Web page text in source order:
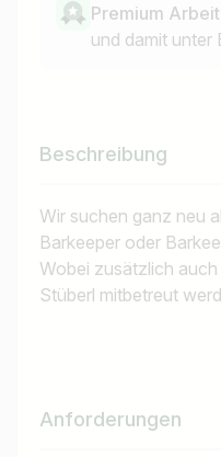
Premium
und damit unter
Beschreibung
Wir suchen ganz neu
Barkeeper oder
Wobei zusätzlich
Stüberl mitbetreut
Anforderungen